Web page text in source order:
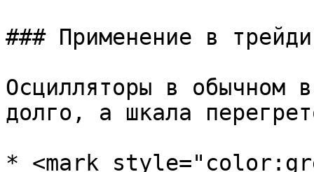
### Применение в
Осцилляторы в обычном
долго, а шкала
* <mark